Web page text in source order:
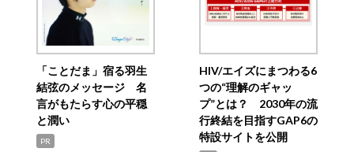
「ことだま」宿る羽生
結弦のメッセージ 名
言がもたらす心の平穏
と潤い
PR
HIV/エイズにまつわる6
つの“理解のギャッ
プ”とは？ 2030年の流
行終結を目指すGAP6の
特設サイトを公開